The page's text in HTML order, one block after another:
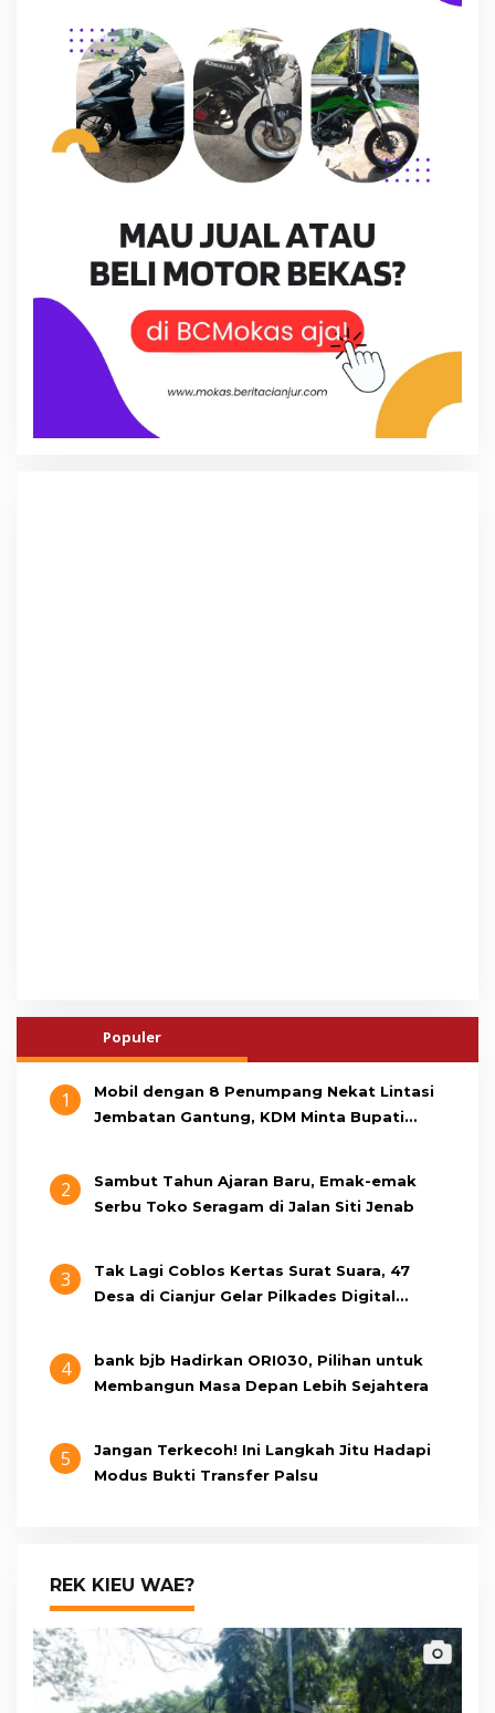
Populer
1
Mobil dengan 8 Penumpang Nekat Lintasi
Jembatan Gantung, KDM Minta Bupati
2
Sambut Tahun Ajaran Baru, Emak-emak
Serbu Toko Seragam di Jalan Siti Jenab
3
Tak Lagi Coblos Kertas Surat Suara, 47
Desa di Cianjur Gelar Pilkades Digital
4
bank bjb Hadirkan ORI030, Pilihan untuk
Membangun Masa Depan Lebih Sejahtera
5
Jangan Terkecoh! Ini Langkah Jitu Hadapi
Modus Bukti Transfer Palsu
REK KIEU WAE?